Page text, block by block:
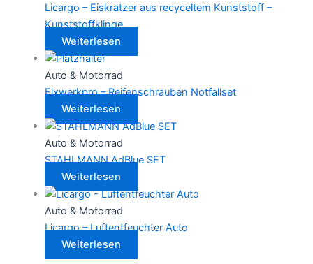
Licargo – Eiskratzer aus recyceltem Kunststoff –
Kunststoffklinge
Weiterlesen
Auto & Motorrad
Fixwerkpro – Reifenschrauben Notfallset
Weiterlesen
Auto & Motorrad
STAHLMANN AdBlue SET
Weiterlesen
Auto & Motorrad
Licargo – Luftentfeuchter Auto
Weiterlesen